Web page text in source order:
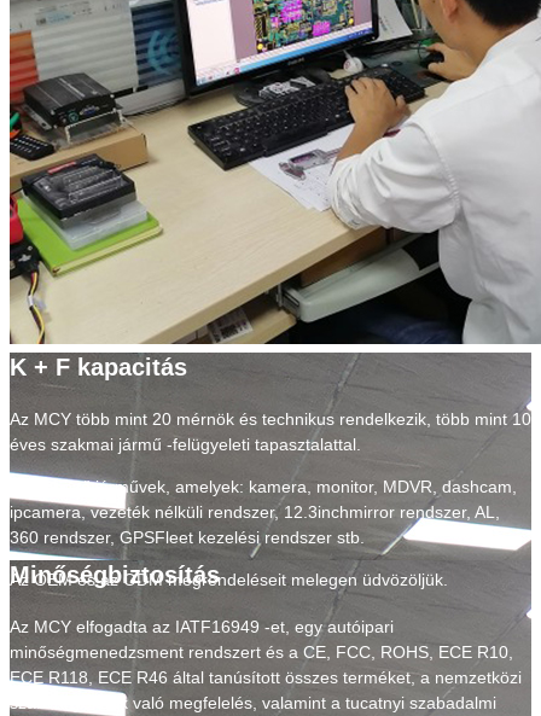
K + F kapacitás
Az MCY több mint 20 mérnök és technikus rendelkezik, több mint 10
éves szakmai jármű -felügyeleti tapasztalattal.
Különböző járművek, amelyek: kamera, monitor, MDVR, dashcam,
ipcamera, vezeték nélküli rendszer, 12.3inchmirror rendszer, AL,
360 rendszer, GPSFleet kezelési rendszer stb.
Az OEM és az ODM megrendeléseit melegen üdvözöljük.
Minőségbiztosítás
Az MCY elfogadta az IATF16949 -et, egy autóipari
minőségmenedzsment rendszert és a CE, FCC, ROHS, ECE R10,
ECE R118, ECE R46 által tanúsított összes terméket, a nemzetközi
szabványoknak való megfelelés, valamint a tucatnyi szabadalmi